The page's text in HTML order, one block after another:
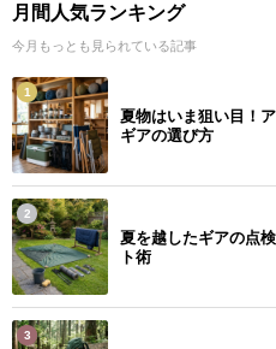
月間人気ランキング
今月もっとも見られている記事
1
夏物はいま狙い目！
ギアの選び方
2
夏を越したギアの点
ト術
3